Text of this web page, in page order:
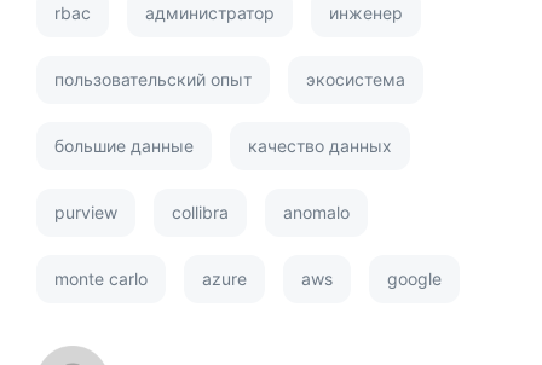
rbac администратор инженер
пользовательский опыт экосистема
большие данные качество данных
purview collibra anomalo
monte carlo azure aws google